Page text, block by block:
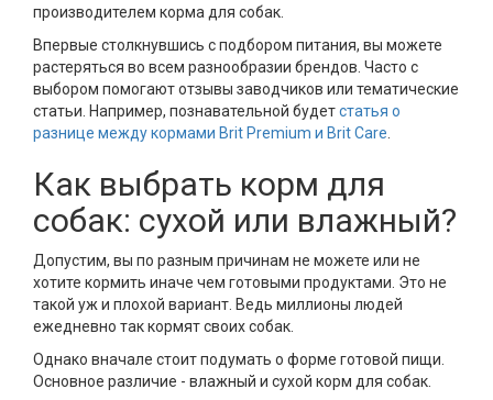
производителем корма для собак.
Впервые столкнувшись с подбором питания, вы можете
растеряться во всем разнообразии брендов. Часто с
выбором помогают отзывы заводчиков или тематические
статьи. Например, познавательной будетстатья о
разнице между кормами Brit Premium и Brit Care
Как выбрать корм для
собак: сухой или влажный?
Допустим, вы по разным причинам не можете или не
хотите кормить иначе чем готовыми продуктами. Это не
такой уж и плохой вариант. Ведь миллионы людей
ежедневно так кормят своих собак.
Однако вначале стоит подумать о форме готовой пищи.
Основное различие - влажный и сухой корм для собак.